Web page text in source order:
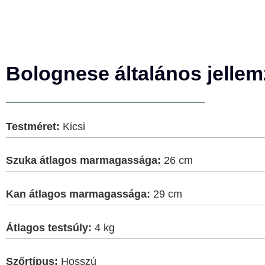
Bolognese általános
Testméret: Kicsi
Szuka átlagos marmagassága: 26 cm
Kan átlagos marmagassága: 29 cm
Átlagos testsúly: 4 kg
Szőrtípus: Hosszú